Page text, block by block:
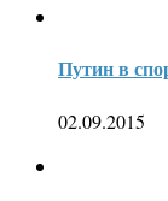
Путин в
02.09.2015